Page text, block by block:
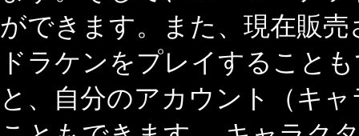
ができます。また、現在販
ドラケンをプレイすること
と、自分のアカウント（キ